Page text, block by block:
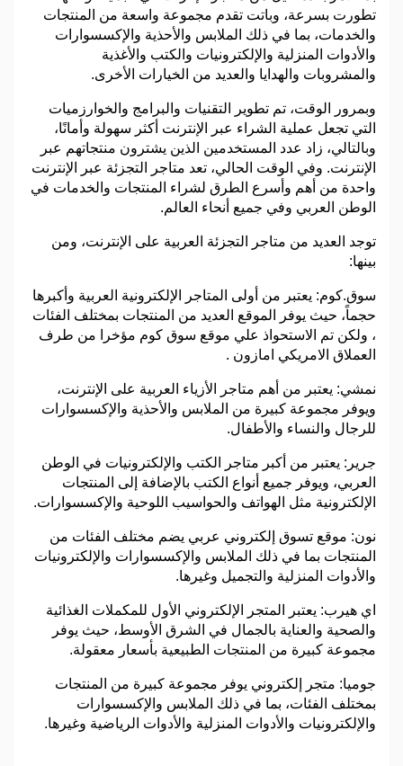
تطورت بسرعة، وباتت تقدم مجموعة واسعة من المنتجات
والخدمات، بما في ذلك الملابس والأحذية والإكسسوارات
والأدوات المنزلية والإلكترونيات والكتب والأغذية
والمشروبات والهدايا والعديد من الخيارات الأخرى.
وبمرور الوقت، تم تطوير التقنيات والبرامج والخوارزميات
التي تجعل عملية الشراء عبر الإنترنت أكثر سهولة وأمانًا،
وبالتالي، زاد عدد المستخدمين الذين يشترون منتجاتهم عبر
الإنترنت. وفي الوقت الحالي، تعد متاجر التجزئة عبر الإنترنت
واحدة من أهم وأسرع الطرق لشراء المنتجات والخدمات في
الوطن العربي وفي جميع أنحاء العالم.
توجد العديد من متاجر التجزئة العربية على الإنترنت، ومن
بينها:
سوق.كوم: يعتبر من أولى المتاجر الإلكترونية العربية وأكبرها
حجماً، حيث يوفر الموقع العديد من المنتجات بمختلف الفئات
، ولكن تم الاستحواذ علي موقع سوق كوم مؤخرا من طرف
العملاق الامريكي امازون .
نمشي: يعتبر من أهم متاجر الأزياء العربية على الإنترنت،
ويوفر مجموعة كبيرة من الملابس والأحذية والإكسسوارات
للرجال والنساء والأطفال.
جرير: يعتبر من أكبر متاجر الكتب والإلكترونيات في الوطن
العربي، ويوفر جميع أنواع الكتب بالإضافة إلى المنتجات
الإلكترونية مثل الهواتف والحواسيب اللوحية والإكسسوارات.
نون: موقع تسوق إلكتروني عربي يضم مختلف الفئات من
المنتجات بما في ذلك الملابس والإكسسوارات والإلكترونيات
والأدوات المنزلية والتجميل وغيرها.
اي هيرب: يعتبر المتجر الإلكتروني الأول للمكملات الغذائية
والصحية والعناية بالجمال في الشرق الأوسط، حيث يوفر
مجموعة كبيرة من المنتجات الطبيعية بأسعار معقولة.
جوميا: متجر إلكتروني يوفر مجموعة كبيرة من المنتجات
بمختلف الفئات، بما في ذلك الملابس والإكسسوارات
والإلكترونيات والأدوات المنزلية والأدوات الرياضية وغيرها.